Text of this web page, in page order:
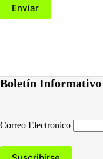
Enviar
Boletín Informativo
Correo Electronico